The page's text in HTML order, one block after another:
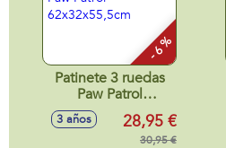
- 6 %
Patinete 3 ruedas
Paw Patrol
62x32x55,5cm
3 años 28,95 €
30,95 €